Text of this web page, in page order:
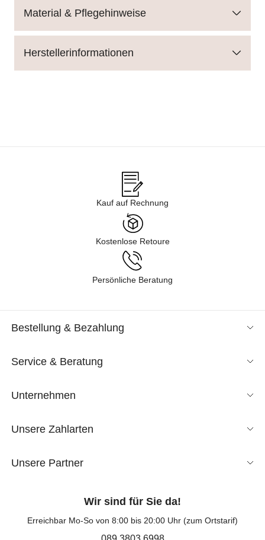
Material & Pflegehinweise
Herstellerinformationen
Kauf auf Rechnung
Kostenlose Retoure
Persönliche Beratung
Bestellung & Bezahlung
Service & Beratung
Unternehmen
Unsere Zahlarten
Unsere Partner
Wir sind für Sie da!
Erreichbar Mo-So von 8:00 bis 20:00 Uhr (zum Ortstarif)